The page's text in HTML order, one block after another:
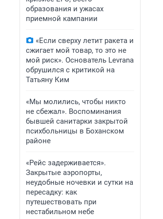
образования и ужасах
приемной кампании
«Если сверху летит ракета и
сжигает мой товар, то это не
мой риск». Основатель Levrana
обрушился с критикой на
Татьяну Ким
«Мы молились, чтобы никто
не сбежал». Воспоминания
бывшей санитарки закрытой
психбольницы в Боханском
районе
«Рейс задерживается».
Закрытые аэропорты,
неудобные ночевки и сутки на
пересадку: как
путешествовать при
нестабильном небе